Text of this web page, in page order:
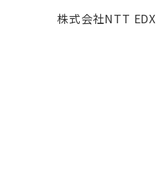
株式会社NTT EDX